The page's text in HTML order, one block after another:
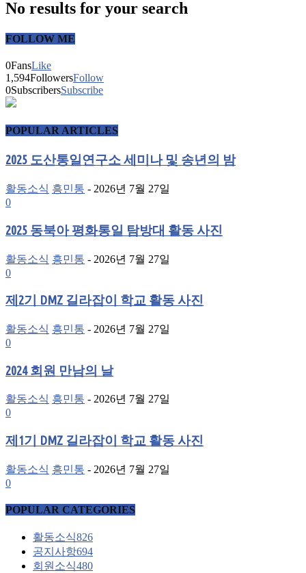
No results for your search
FOLLOW ME
0FansLike
1,594FollowersFollow
0SubscribersSubscribe
POPULAR ARTICLES
2025 도산통일연구소 세미나 및 송년의 밤
활동소식 흥민통 - 2026년 7월 27일
0
2025 동북아 평화통일 탐방대 활동 사진
활동소식 흥민통 - 2026년 7월 27일
0
제2기 DMZ 길라잡이 학교 활동 사진
활동소식 흥민통 - 2026년 7월 27일
0
2024 회원 만남의 날
활동소식 흥민통 - 2026년 7월 27일
0
제1기 DMZ 길라잡이 학교 활동 사진
활동소식 흥민통 - 2026년 7월 27일
0
POPULAR CATEGORIES
활동소식826
공지사항694
회원소식480